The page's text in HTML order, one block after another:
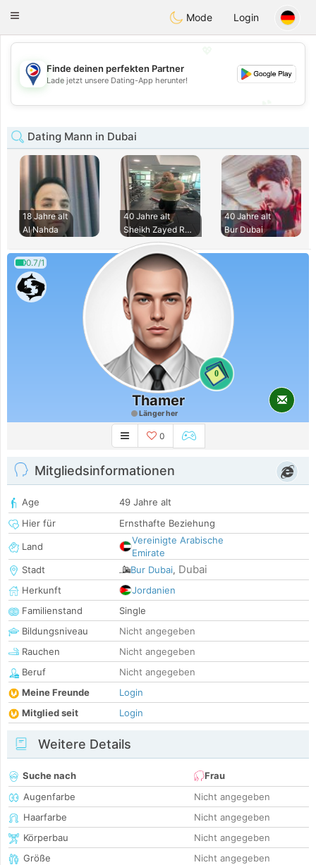
Philippines Chat
Toggle
Mode Login
💖
💕
Finde deinen perfekten Partner
Lade jetzt unsere Dating-App herunter!
Dating Mann in Dubai
18 Jahre alt
Al Nahda
40 Jahre alt
Sheikh Zayed Road
40 Jahre alt
Bur Dubai
0.7/1
0
Thamer
Länger her
0
Mitgliedsinformationen
Age
49 Jahre alt
Hier für
Ernsthafte Beziehung
Land
Vereinigte Arabische
Emirate
Stadt
Bur Dubai, Dubai
Herkunft
Jordanien
Familienstand
Single
Bildungsniveau
Nicht angegeben
Rauchen
Nicht angegeben
Beruf
Nicht angegeben
Meine Freunde
Login
Mitglied seit
Login
Weitere Details
Suche nach
Frau
Augenfarbe
Nicht angegeben
Haarfarbe
Nicht angegeben
Körperbau
Nicht angegeben
Größe
Nicht angegeben